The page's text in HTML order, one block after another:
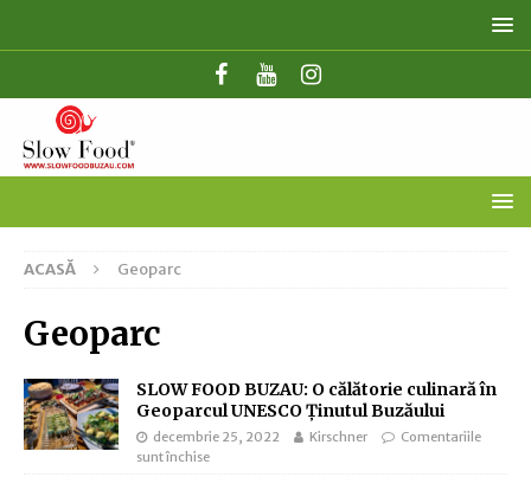
ACASĂ Geoparc
Geoparc
SLOW FOOD BUZAU: O călătorie culinară în
Geoparcul UNESCO Ținutul Buzăului
decembrie 25, 2022 Kirschner
Comentariile
sunt închise